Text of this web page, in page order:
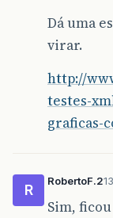
Dá uma
virar.
http://
testes-
graficas-
R
RobertoF.2
Sim,